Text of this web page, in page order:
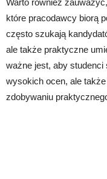
Warto również
które pracodawcy biorą
często szukają
ale także praktyczne
ważne jest, aby studenci
wysokich ocen, ale
zdobywaniu